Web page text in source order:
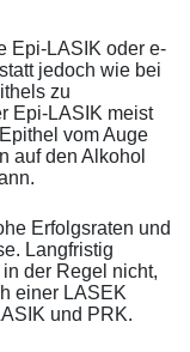
Epi-LASIK oder e-
jedoch wie bei
zu
Epi-LASIK meist
vom Auge
auf den Alkohol
Erfolgsraten und
Langfristig
der Regel nicht,
einer LASEK
und PRK.